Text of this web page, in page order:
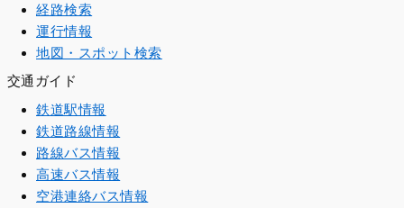
経路検索
運行情報
地図・スポット検索
交通ガイド
鉄道駅情報
鉄道路線情報
路線バス情報
高速バス情報
空港連絡バス情報